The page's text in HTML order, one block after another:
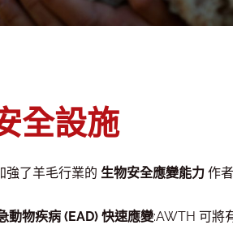
全設施
強了羊毛行業的 生物安全應變能力 作者
動物疾病 (EAD) 快速應變:AWTH 可將